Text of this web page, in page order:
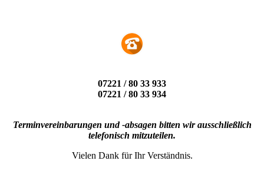
07221 / 80 33 933
07221 / 80 33 934
Terminvereinbarungen und -absagen bitten wir ausschließlich
telefonisch mitzuteilen.
Vielen Dank für Ihr Verständnis.